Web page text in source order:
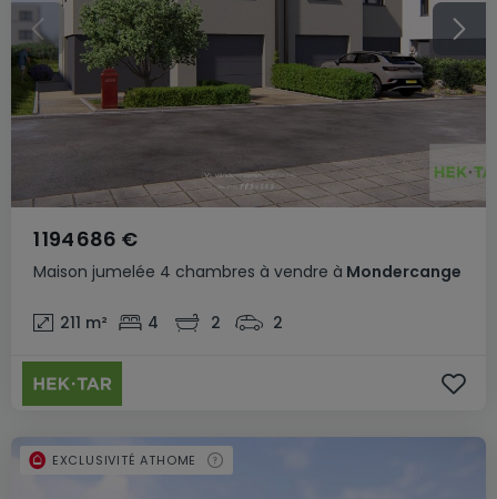
Maison jumelée 4 chambres à vendre à Mondercange
1 194 686 €
211 m² 4 2 2
EXCLUSIVITÉ ATHOME